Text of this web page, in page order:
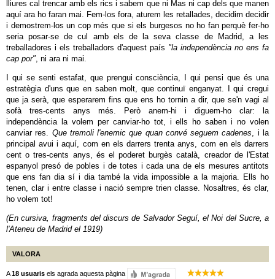
lliures cal trencar amb els rics i sabem que ni Mas ni cap dels que manen
aquí ara ho faran mai. Fem-los fora, aturem les retallades, decidim decidir
i demostrem-los un cop més que si els burgesos no ho fan perquè fer-ho
seria posar-se de cul amb els de la seva classe de Madrid, a les
treballadores i els treballadors d'aquest país "la independència no ens fa
cap por", ni ara ni mai.
I qui se senti estafat, que prengui consciència, I qui pensi que és una
estratègia d'uns que en saben molt, que continuï enganyat. I qui cregui
que ja serà, que esperarem fins que ens ho tornin a dir, que se'n vagi al
sofà tres-cents anys més. Però anem-hi i diguem-ho clar: la
independència la volem per canviar-ho tot, i ells ho saben i no volen
canviar res. Que tremoli l'enemic que quan convé seguem cadenes, i la
principal avui i aquí, com en els darrers trenta anys, com en els darrers
cent o tres-cents anys, és el poderet burgès català, creador de l'Estat
espanyol presó de pobles i de totes i cada una de els mesures antitots
que ens fan dia sí i dia també la vida impossible a la majoria. Ells ho
tenen, clar i entre classe i nació sempre trien classe. Nosaltres, és clar,
ho volem tot!
(En cursiva, fragments del discurs de Salvador Seguí, el Noi del Sucre, a
l'Ateneu de Madrid el 1919)
VALORA
A18 usuaris els agrada aquesta pàgina